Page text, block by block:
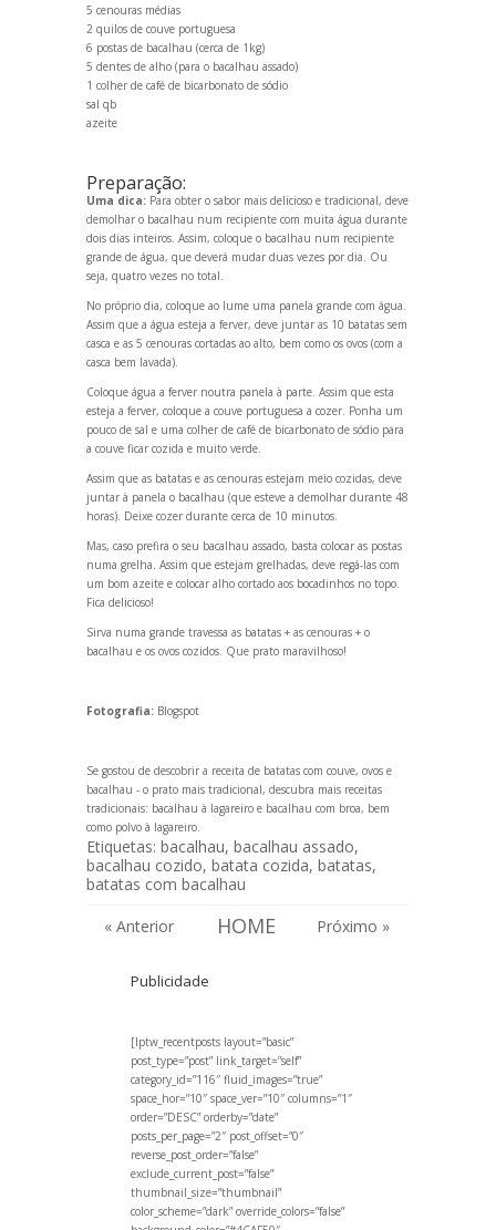
5 cenouras médias
2 quilos de couve portuguesa
6 postas de bacalhau (cerca de 1kg)
5 dentes de alho (para o bacalhau assado)
1 colher de café de bicarbonato de sódio
sal qb
azeite
Preparação:
Uma dica:Para obter o sabor mais delicioso e tradicional, deve
demolhar o bacalhau num recipiente com muita água durante
dois dias inteiros. Assim, coloque o bacalhau num recipiente
grande de água, que deverá mudar duas vezes por dia. Ou
seja, quatro vezes no total.
No próprio dia, coloque ao lume uma panela grande com água.
Assim que a água esteja a ferver, deve juntar as 10 batatas sem
casca e as 5 cenouras cortadas ao alto, bem como os ovos (com a
casca bem lavada).
Coloque água a ferver noutra panela à parte. Assim que esta
esteja a ferver, coloque a couve portuguesa a cozer. Ponha um
pouco de sal e uma colher de café de bicarbonato de sódio para
a couve ficar cozida e muito verde.
Assim que as batatas e as cenouras estejam meio cozidas, deve
juntar à panela o bacalhau (que esteve a demolhar durante 48
horas). Deixe cozer durante cerca de 10 minutos.
Mas, caso prefira o seu bacalhau assado, basta colocar as postas
numa grelha. Assim que estejam grelhadas, deve regá-las com
um bom azeite e colocar alho cortado aos bocadinhos no topo.
Fica delicioso!
Sirva numa grande travessa as batatas + as cenouras + o
bacalhau e os ovos cozidos. Que prato maravilhoso!
Fotografia:Blogspot
Se gostou de descobrir a receita de batatas com couve, ovos e
bacalhau - o prato mais tradicional, descubra mais receitas
tradicionais: bacalhau à lagareiroe bacalhau com broa, bem
comopolvo à lagareiro.
Etiquetas: bacalhau, bacalhau assado,
bacalhau cozido, batata cozida, batatas,
batatas com bacalhau
« Anterior
HOME Próximo »
Publicidade
[lptw_recentposts layout=”basic”
post_type=”post” link_target=”self”
category_id=”116″ fluid_images=”true”
space_hor=”10″ space_ver=”10″ columns=”1″
order=”DESC” orderby=”date”
posts_per_page=”2″ post_offset=”0″
reverse_post_order=”false”
exclude_current_post=”false”
thumbnail_size=”thumbnail”
color_scheme=”dark” override_colors=”false”